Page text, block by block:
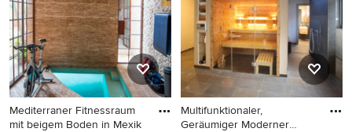
Mediterraner Fitnessraum
mit beigem Boden in Mexik
Multifunktionaler,
Geräumiger Moderner